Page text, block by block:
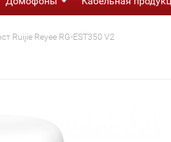
Ruijie Reyee RG-EST350 V2